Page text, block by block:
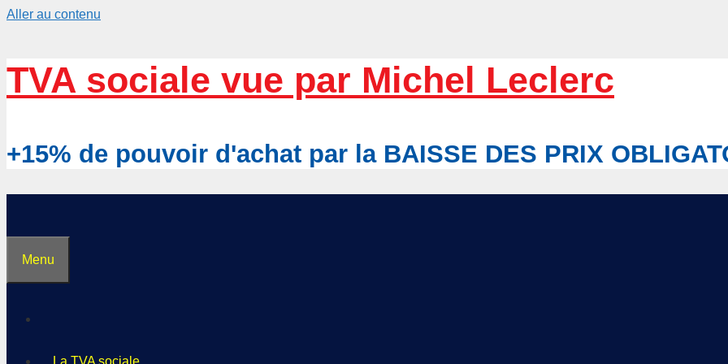
Aller au contenu
TVA sociale vue par Michel Leclerc
+15% de pouvoir d'achat par la BAISSE DES PRIX
Menu
La TVA sociale